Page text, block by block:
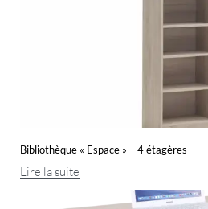
Bibliothèque « Espace » – 4 étagères
Lire la suite